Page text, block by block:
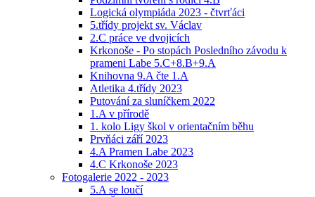
Logická olympiáda 2023 - čtvrťáci
5.třídy projekt sv. Václav
2.C práce ve dvojicích
Krkonoše - Po stopách Posledního závodu k
prameni Labe 5.C+8.B+9.A
Knihovna 9.A čte 1.A
Atletika 4.třídy 2023
Putování za sluníčkem 2022
1.A v přírodě
1. kolo Ligy škol v orientačním běhu
Prvňáci září 2023
4.A Pramen Labe 2023
4.C Krkonoše 2023
Fotogalerie 2022 - 2023
5.A se loučí